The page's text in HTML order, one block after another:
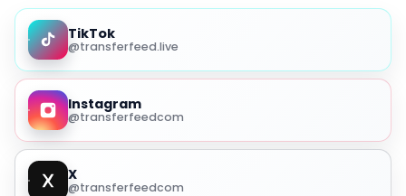
TikTok
@transferfeed.live
Instagram
@transferfeedcom
X
@transferfeedcom